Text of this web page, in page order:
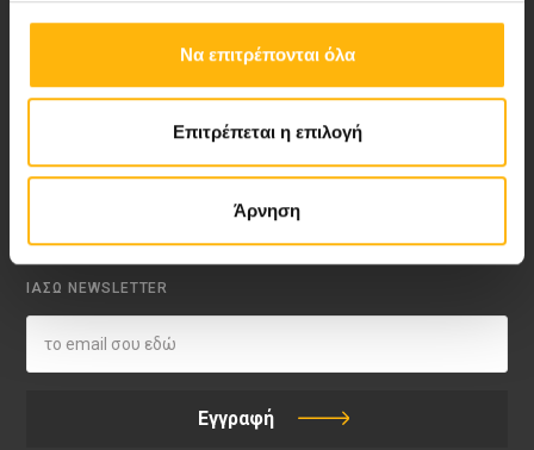
Να επιτρέπονται όλα
Επιτρέπεται η επιλογή
Άρνηση
My Life Magazine
Medical Directory
ΙΑΣΩ NEWSLETTER
Εγγραφή